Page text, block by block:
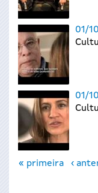
01/
01/
Páxinas
« primeira ‹